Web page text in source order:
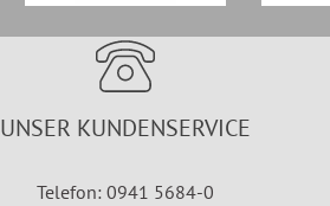
UNSER KUNDENSERVICE
Telefon: 0941 5684-0